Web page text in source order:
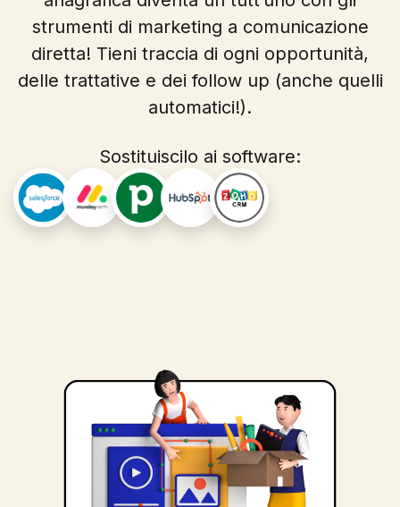
strumenti di marketing a comunicazione
diretta! Tieni traccia di ogni opportunità,
delle trattative e dei follow up (anche quelli
automatici!).
Sostituiscilo ai software: